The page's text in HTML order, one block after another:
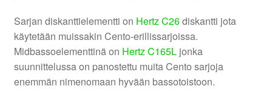
Sarjan diskanttielementti on Hertz C26diskantti jota
käytetään muissakin Cento-erillissarjoissa.
Midbassoelementtinä on Hertz C165Ljonka
suunnittelussa on panostettu muita Cento sarjoja
enemmän nimenomaan hyvään bassotoistoon.